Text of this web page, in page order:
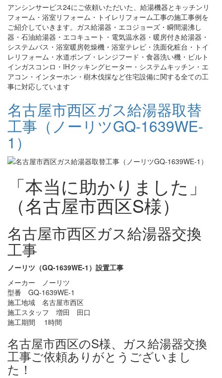
アンシンサービス24にご依頼いただいた、給湯機器とキッチンリ
フォーム・浴室リフォーム・トイレリフォーム工事の施工事例を
ご紹介していきます。ガス給湯器・エコジョーズ・瞬間湯沸し
器・石油給湯器・エコキュート・電気温水器・暖房付き給湯器・
システムバス・浴室暖房乾燥機・浴室テレビ・洗面化粧台・トイ
レリフォーム・水道ポンプ・レンジフード・食器洗い機・ビルト
インガスコンロ・IHクッキングヒーター・システムキッチン・エ
アコン・インターホン・樹木伐採など住宅設備に関する全ての工
事に対応しています
名古屋市西区ガス給湯器取替
工事（ノーリツGQ-1639WE-
1）
「本当に助かりました」
（名古屋市西区S様）
名古屋市西区ガス給湯器交換
工事
ノーリツ（GQ-1639WE-1）設置工事
メーカー ノーリツ
型番 GQ-1639WE-1
施工地域 名古屋市西区
施工スタッフ 増田 田口
施工期間 1時間
名古屋市西区のS様、ガス給湯器交換
工事ご依頼ありがとうございまし
た！